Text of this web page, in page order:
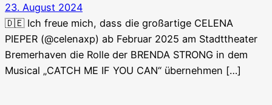
23. August 2024
🇩🇪 Ich freue mich, dass die großartige CELENA
PIEPER (@celenaxp) ab Februar 2025 am Stadttheater
Bremerhaven die Rolle der BRENDA STRONG in dem
Musical „CATCH ME IF YOU CAN“ übernehmen […]